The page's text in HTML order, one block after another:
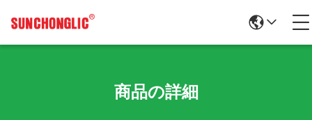
商品の詳細